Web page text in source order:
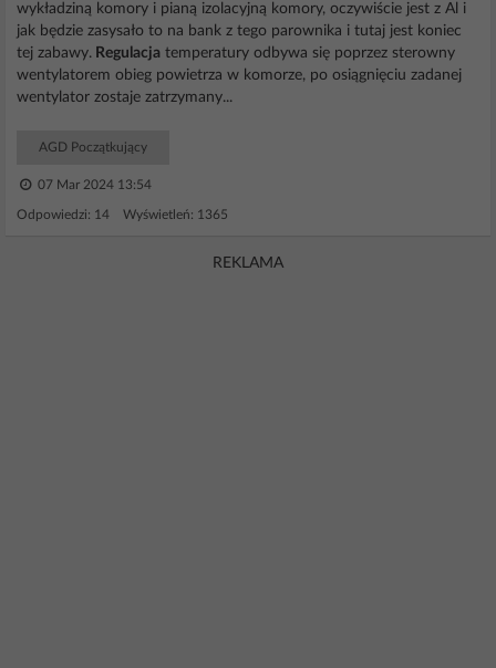
wykładziną komory i pianą izolacyjną komory, oczywiście jest z Al i
jak będzie zasysało to na bank z tego parownika i tutaj jest koniec
tej zabawy. Regulacja temperatury odbywa się poprzez sterowny
wentylatorem obieg powietrza w komorze, po osiągnięciu zadanej
wentylator zostaje zatrzymany...
AGD Początkujący
07 Mar 2024 13:54
Odpowiedzi: 14 Wyświetleń: 1365
REKLAMA